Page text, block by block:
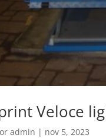
Veloce
admin | nov 5, 2023